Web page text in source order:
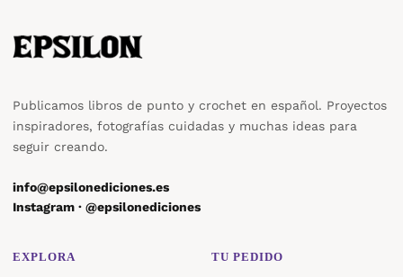
Publicamos libros de punto y crochet en español. Proyectos
inspiradores, fotografías cuidadas y muchas ideas para
seguir creando.
info@epsilonediciones.es
Instagram · @epsilonediciones
EXPLORA TU PEDIDO